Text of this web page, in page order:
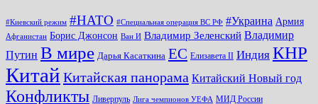
#Киевский режим #НАТО #Специальная операция ВС РФ #Украина Армия
Афганистан Борис Джонсон Ван И Владимир Зеленский Владимир
Путин В мире Дарья Касаткина ЕС Елизавета II Индия КНР
Китай Китайская панорама Китайский Новый год
Конфликты Ливерпуль Лига чемпионов УЕФА МИД России